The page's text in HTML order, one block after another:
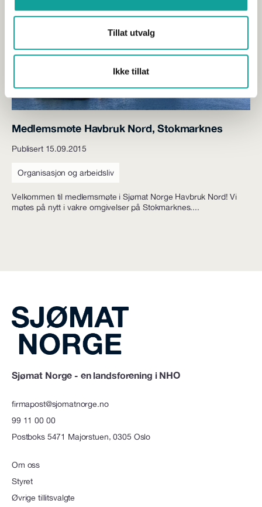
Tillat utvalg
Ikke tillat
Medlemsmøte Havbruk Nord, Stokmarknes
Publisert 15.09.2015
Organisasjon og arbeidsliv
Velkommen til medlemsmøte i Sjømat Norge Havbruk Nord! Vi
møtes på nytt i vakre omgivelser på Stokmarknes....
Sjømat Norge - en landsforening i NHO
firmapost@sjomatnorge.no
99 11 00 00
Postboks 5471 Majorstuen, 0305 Oslo
Om oss
Styret
Øvrige tillitsvalgte